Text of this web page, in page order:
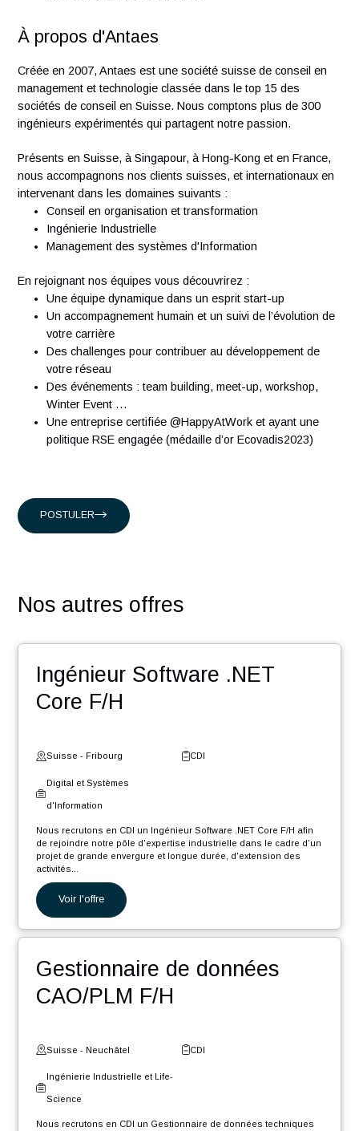
Experience with large-scale pharmaceutical
upgrades).
Knowledge ofcomputerized systems validation
Experience with digital validation platforms
KNEAT) or eQMS systems.
À propos d'Antaes
management et technologie classée dans le top 15 des
sociétés de conseil en Suisse. Nous comptons plus de 300
ingénieurs expérimentés qui partagent notre passion.
Présents en Suisse, à Singapour, à Hong-Kong et en
nous accompagnons nos clients suisses, et internationaux
intervenant dans les domaines suivants :
Conseil en organisation et transformation
Ingénierie Industrielle
En rejoignant nos équipes vous découvrirez :
Une équipe dynamique dans un esprit start-up
votre réseau
Winter Event …
politique RSE engagée (médaille d’or Ecovadis2023)
Nos autres offres
Ingénieur Software .NET
Core F/H